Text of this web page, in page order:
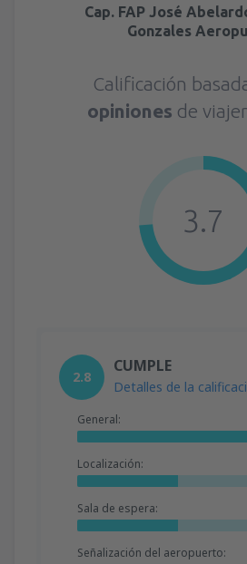
Cap. FAP José
Gonzales
Calificación
opiniones de
3.7
2.8
CUMPLE
Detalles de la
General:
Localización:
Sala de espera:
Señalización del aeropuerto: